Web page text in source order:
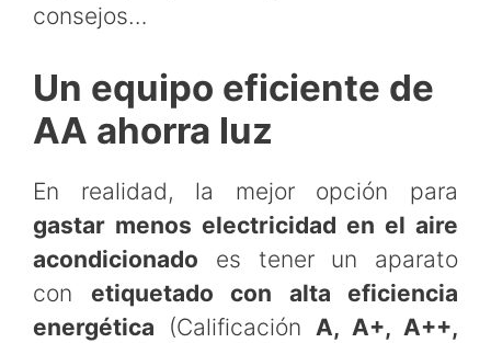
consejos…
Un equipo eficiente de
AA ahorra luz
En realidad, la mejor opción para
gastar menos electricidad en el aire
acondicionado es tener un aparato
con etiquetado con alta eficiencia
energética (Calificación A, A+, A++,